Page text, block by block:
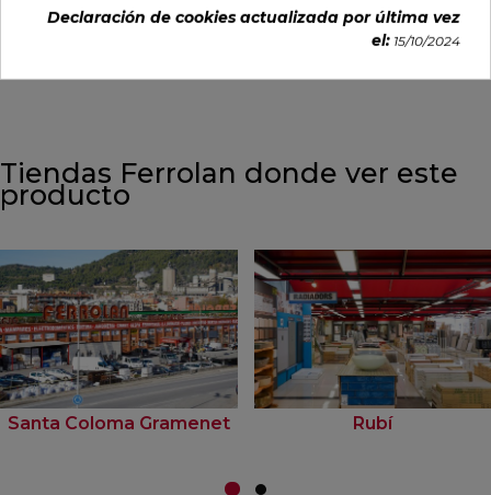
VER MÁS VER MÁS VER MÁS VER MÁS
Tiendas Ferrolan donde ver este
producto
Santa Coloma Gramenet Rubí
Declaración de cookies actualizada por última vez
el: 15/10/2024